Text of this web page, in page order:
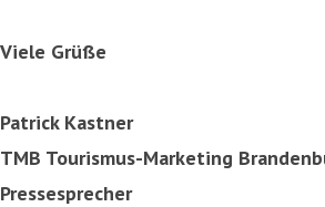
Viele Grüße
Patrick Kastner
TMB Tourismus-Marketing
Pressesprecher